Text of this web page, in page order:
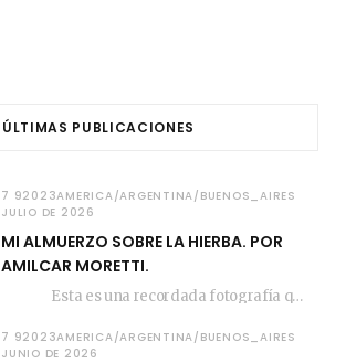
ÚLTIMAS PUBLICACIONES
7 92023AMERICA/ARGENTINA/BUENOS_AIRES
JULIO DE 2026
MI ALMUERZO SOBRE LA HIERBA. POR
AMILCAR MORETTI.
Esta es una recordada fotografía que registré…
7 92023AMERICA/ARGENTINA/BUENOS_AIRES
JUNIO DE 2026